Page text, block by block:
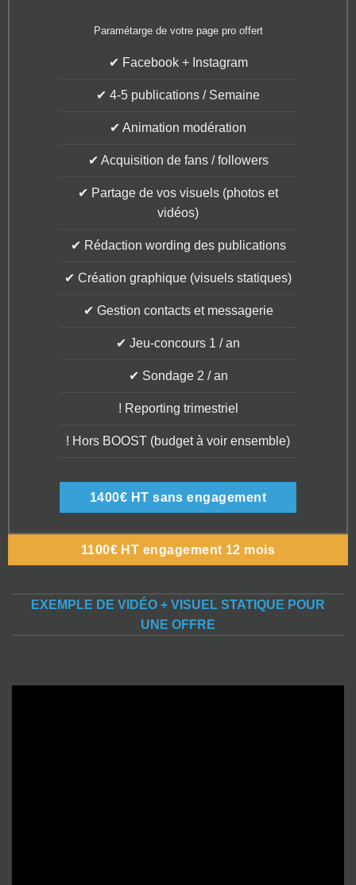
Paramétarge de votre page pro offert
✔ Facebook + Instagram
✔ 4-5 publications / Semaine
✔ Animation modération
✔ Acquisition de fans / followers
✔ Partage de vos visuels (photos et
vidéos)
✔ Rédaction wording des publications
✔ Création graphique (visuels statiques)
✔ Gestion contacts et messagerie
✔ Jeu-concours 1 / an
✔ Sondage 2 / an
! Reporting trimestriel
! Hors BOOST (budget à voir ensemble)
1400€ HT sans engagement
1100€ HT engagement 12 mois
EXEMPLE DE VIDÉO + VISUEL STATIQUE POUR
UNE OFFRE